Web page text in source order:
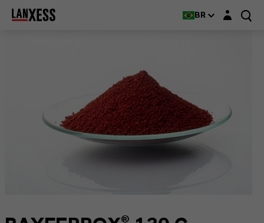
BR Login layer